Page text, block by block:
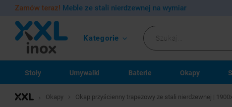
Zamów teraz! Meble ze stali nierdzewnej na wymiar
Kategorie
Stoły Umywalki Baterie Okapy
Okapy Okap przyścienny trapezowy ze stali nierdzewnej |